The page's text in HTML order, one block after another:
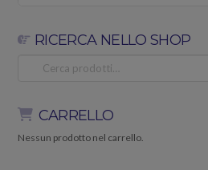
RICERCA NELLO SHOP
CARRELLO
Nessun prodotto nel carrello.